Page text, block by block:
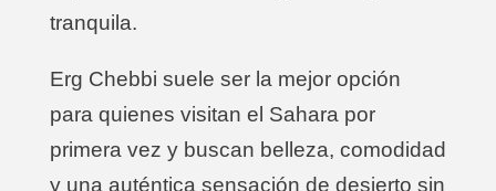
tranquila.
Erg Chebbi suele ser la mejor opción
para quienes visitan el Sahara por
primera vez y buscan belleza, comodidad
y una auténtica sensación de desierto sin